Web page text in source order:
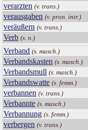
verarzten (v. trans.)
verausgaben (v. pron. intr.)
veräußern (v. trans.)
Verb (s. n.)
Verband (s. masch.)
Verbandskasten (s. masch.)
Verbandsmull (s. masch.)
Verbandswatte (s. femm.)
verbannen (v. trans.)
Verbannte (s. masch.)
Verbannung (s. femm.)
verbergen (v. trans.)